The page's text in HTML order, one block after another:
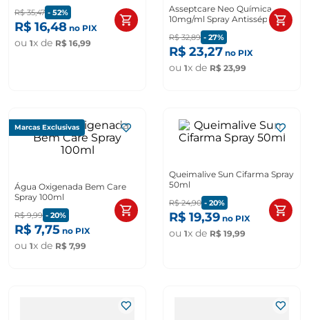
R$ 35,47 - 52%
R$ 16,48 no PIX
ou 1x de R$ 16,99
Asseptcare Neo Química
10mg/ml Spray Antisséptico
R$ 32,89 - 27%
R$ 23,27 no PIX
ou 1x de R$ 23,99
Marcas Exclusivas
Água Oxigenada Bem Care
Spray 100ml
R$ 9,99 - 20%
R$ 7,75 no PIX
ou 1x de R$ 7,99
Queimalive Sun Cifarma Spray
50ml
R$ 24,90 - 20%
R$ 19,39 no PIX
ou 1x de R$ 19,99